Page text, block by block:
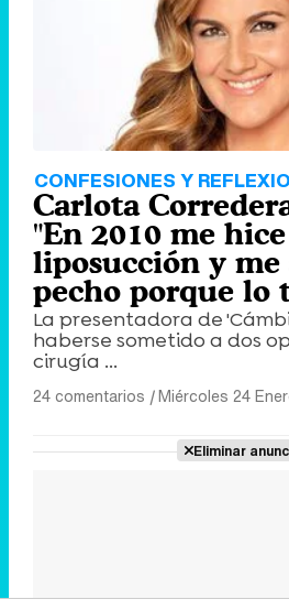
CONFESIONES Y
Carlota
"En 2010 me
liposucción y me
pecho porque lo
La presentadora de
haberse sometido a dos
cirugía ...
24 comentarios |Miércoles 24
Eliminar